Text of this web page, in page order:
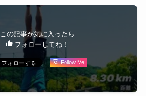
この記事が気に入ったら
フォローしてね！
Follow Me